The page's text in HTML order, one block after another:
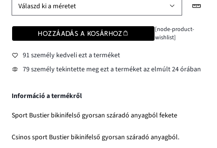
Válaszd ki a méretet
HOZZÁADÁS A KOSÁRHOZ
[node-product-
wishlist]
91 személy kedveli ezt a terméket
79 személy tekintette meg ezt a terméket az elmúlt 24 órában
Információ a termékről
Sport Bustier bikinifelső gyorsan száradó anyagból fekete
Csinos sport Bustier bikinifelső gyorsan száradó anyagból.